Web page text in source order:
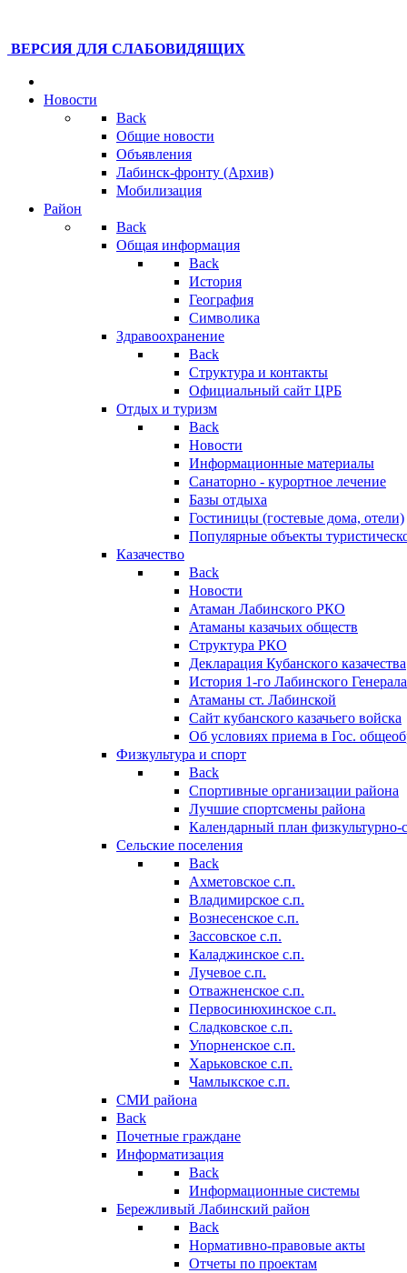
ВЕРСИЯ ДЛЯ СЛАБОВИДЯЩИХ
Новости
Back
Общие новости
Объявления
Лабинск-фронту (Архив)
Мобилизация
Район
Back
Общая информация
Back
История
География
Символика
Здравоохранение
Back
Структура и контакты
Официальный сайт ЦРБ
Отдых и туризм
Back
Новости
Информационные материалы
Санаторно - курортное лечение
Базы отдыха
Гостиницы (гостевые дома, отели)
Популярные объекты
Казачество
Back
Новости
Атаман Лабинского РКО
Атаманы казачьих обществ
Структура РКО
Декларация Кубанского казачества
История 1-го Лабинского
Атаманы ст. Лабинской
Cайт кубанского казачьего войска
Об условиях приема в Гос.
Физкультура и спорт
Back
Спортивные организации района
Лучшие спортсмены района
Календарный план
Сельские поселения
Back
Ахметовское с.п.
Владимирское с.п.
Вознесенское с.п.
Зассовское с.п.
Каладжинское с.п.
Лучевое с.п.
Отважненское с.п.
Первосинюхинское с.п.
Сладковское с.п.
Упорненское с.п.
Харьковское с.п.
Чамлыкское с.п.
СМИ района
Back
Почетные граждане
Информатизация
Back
Информационные системы
Бережливый Лабинский район
Back
Нормативно-правовые акты
Отчеты по проектам